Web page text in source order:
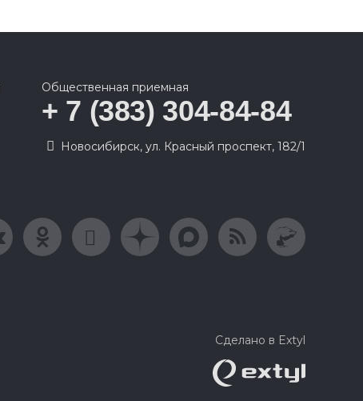
Общественная приемная
+ 7 (383) 304-84-84
Новосибирск, ул. Красный проспект, 182/1
Сделано в Extyl